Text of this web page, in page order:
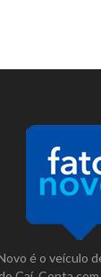
é o veículo